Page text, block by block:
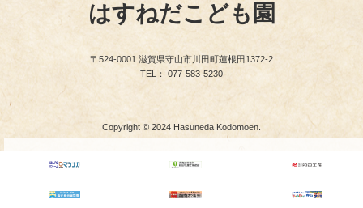
はすねだこども園
〒524-0001 滋賀県守山市川田町蓮根田1372-2
TEL： 077-583-5230
Copyright © 2024 Hasuneda Kodomoen.